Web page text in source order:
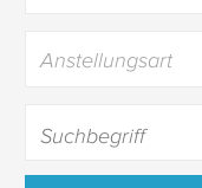
Anstellungsart